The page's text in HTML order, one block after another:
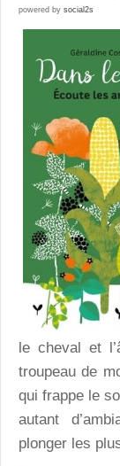
powered by social2s
le cheval et
troupeau de
qui frappe le
autant
plonger les